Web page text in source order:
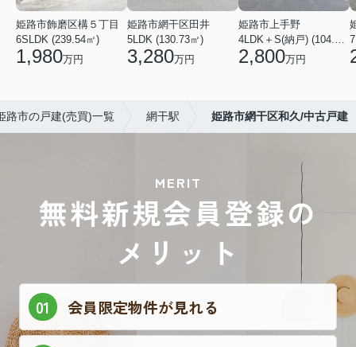
姫路市飾磨区構５丁目
6SLDK (239.54㎡)
1,980万円
姫路市網干区田井
5LDK (130.73㎡)
3,280万円
姫路市上手野
2,800万円
路市の戸建(売買)一覧 網干駅 姫路市網干区和久/中古戸建
MERIT
無料新規会員登録の
メリット
会員限定物件が見れる